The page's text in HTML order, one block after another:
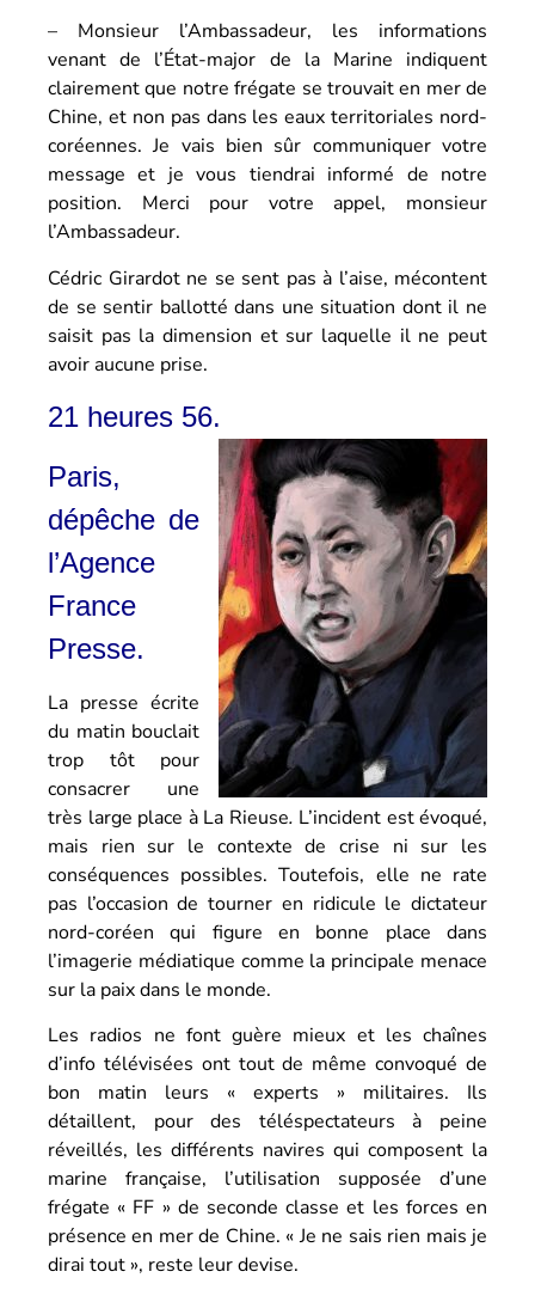
– Monsieur l’Ambassadeur, les informations
venant de l’État-major de la Marine indiquent
clairement que notre frégate se trouvait en mer de
Chine, et non pas dans les eaux territoriales nord-
coréennes. Je vais bien sûr communiquer votre
message et je vous tiendrai informé de notre
position. Merci pour votre appel, monsieur
l’Ambassadeur.
Cédric Girardot ne se sent pas à l’aise, mécontent
de se sentir ballotté dans une situation dont il ne
saisit pas la dimension et sur laquelle il ne peut
avoir aucune prise.
21 heures 56.
Paris,
dépêche de
l’Agence
France
Presse.
La presse écrite
du matin bouclait
trop tôt pour
consacrer une
très large place à La Rieuse. L’incident est évoqué,
mais rien sur le contexte de crise ni sur les
conséquences possibles. Toutefois, elle ne rate
pas l’occasion de tourner en ridicule le dictateur
nord-coréen qui figure en bonne place dans
l’imagerie médiatique comme la principale menace
sur la paix dans le monde.
Les radios ne font guère mieux et les chaînes
d’info télévisées ont tout de même convoqué de
bon matin leurs « experts » militaires. Ils
détaillent, pour des téléspectateurs à peine
réveillés, les différents navires qui composent la
marine française, l’utilisation supposée d’une
frégate « FF » de seconde classe et les forces en
présence en mer de Chine. « Je ne sais rien mais je
dirai tout », reste leur devise.